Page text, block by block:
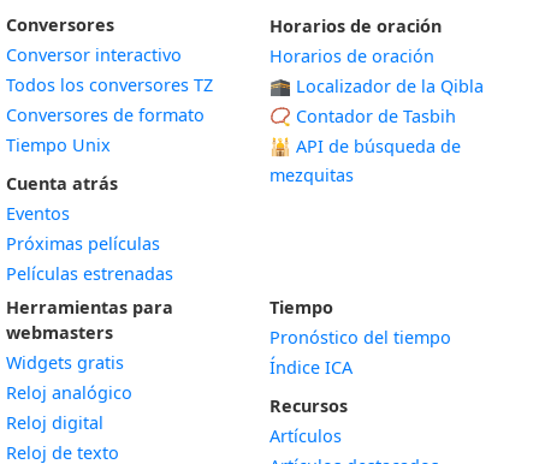
Conversores
Conversor interactivo
Todos los conversores TZ
Conversores de formato
Tiempo Unix
Cuenta atrás
Eventos
Próximas películas
Películas estrenadas
Horarios de oración
Horarios de oración
🕋 Localizador de la Qibla
📿 Contador de Tasbih
🕌 API de búsqueda de
mezquitas
Herramientas para
webmasters
Widgets gratis
Reloj analógico
Reloj digital
Reloj de texto
Tiempo
Pronóstico del tiempo
Índice ICA
Recursos
Artículos